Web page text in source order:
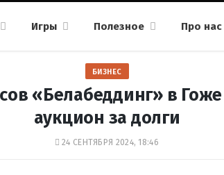
Игры Полезное Про нас
БИЗНЕС
«Белабеддинг» в
аукцион за долги
24 СЕНТЯБРЯ 2024, 18:46